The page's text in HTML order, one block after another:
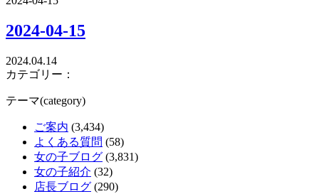
2024-04-15
2024.04.14
カテゴリー：
テーマ(category)
ご案内 (3,434)
よくある質問 (58)
女の子ブログ (3,831)
女の子紹介 (32)
店長ブログ (290)